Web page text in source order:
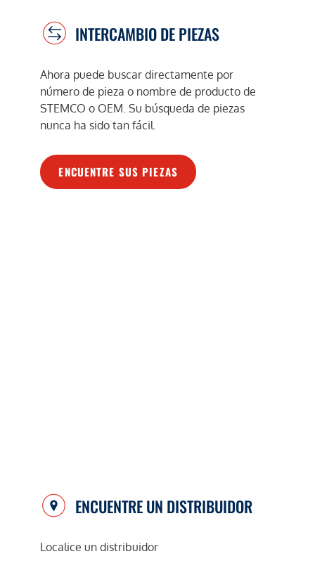
INTERCAMBIO DE PIEZAS
Ahora puede buscar directamente por
número de pieza o nombre de producto de
STEMCO o OEM. Su búsqueda de piezas
nunca ha sido tan fácil.
ENCUENTRE SUS PIEZAS
ENCUENTRE UN DISTRIBUIDOR
Localice un distribuidor